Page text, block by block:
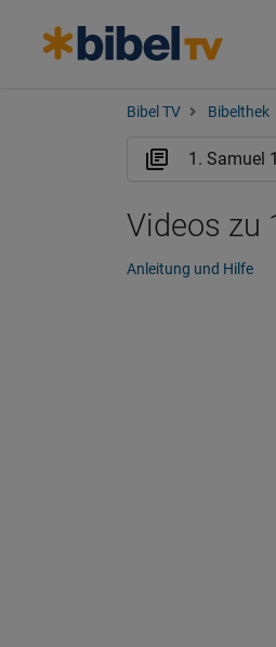
Bibel TV Bibelthek
Videos zu
Anleitung und Hilfe